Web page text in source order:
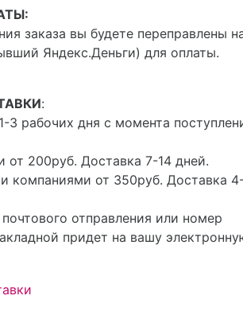
заказа вы будете переправлены
Яндекс.Деньги) для оплаты.
:
3 рабочих дня с момента
от 200руб. Доставка 7-14 дней.
компаниями от 350руб. Доставка
отправления или номер
придет на вашу